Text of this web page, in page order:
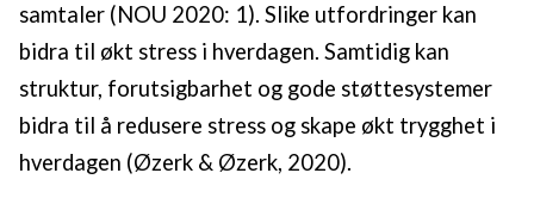
samtaler (NOU 2020: 1). Slike utfordringer kan
bidra til økt stress i hverdagen. Samtidig kan
struktur, forutsigbarhet og gode støttesystemer
bidra til å redusere stress og skape økt trygghet i
hverdagen (Øzerk & Øzerk, 2020).